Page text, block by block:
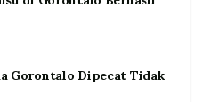
Gorontalo Dipecat Tidak